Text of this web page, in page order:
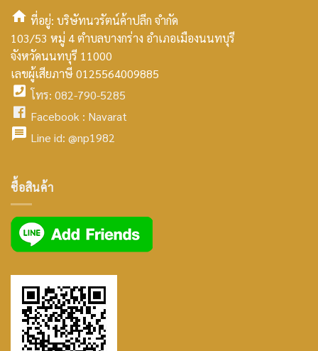
smt2
home
icon
ที่อยู่: บริษัทนวรัตน์ค้าปลีก จำกัด
103/53 หมู่ 4 ตำบลบางกร่าง อำเภอเมืองนนทบุรี
จังหวัดนนทบุรี 11000
เลขผู้เสียภาษี 0125564009885
facebook
icon
โทร: 082-790-5285
facebook
Facebook : Navarat
icon
Line id: @np1982
ซื้อสินค้า